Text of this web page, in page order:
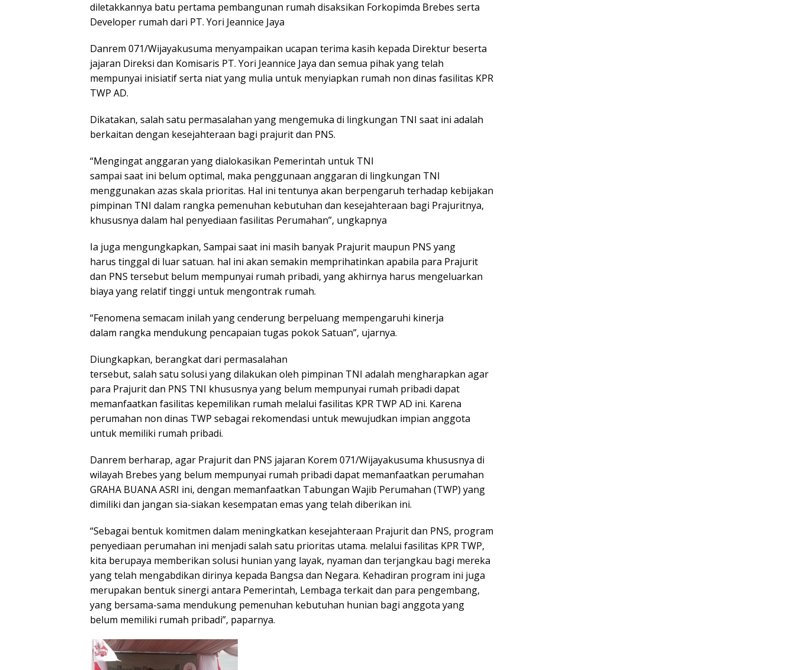
diletakkannya batu pertama pembangunan rumah disaksikan Forkopimda Brebes serta
Developer rumah dari PT. Yori Jeannice Jaya
Danrem 071/Wijayakusuma menyampaikan ucapan terima kasih kepada Direktur beserta
jajaran Direksi dan Komisaris PT. Yori Jeannice Jaya dan semua pihak yang telah
mempunyai inisiatif serta niat yang mulia untuk menyiapkan rumah non dinas fasilitas KPR
TWP AD.
Dikatakan, salah satu permasalahan yang mengemuka di lingkungan TNI saat ini adalah
berkaitan dengan kesejahteraan bagi prajurit dan PNS.
“Mengingat anggaran yang dialokasikan Pemerintah untuk TNI
sampai saat ini belum optimal, maka penggunaan anggaran di lingkungan TNI
menggunakan azas skala prioritas. Hal ini tentunya akan berpengaruh terhadap kebijakan
pimpinan TNI dalam rangka pemenuhan kebutuhan dan kesejahteraan bagi Prajuritnya,
khususnya dalam hal penyediaan fasilitas Perumahan”, ungkapnya
Ia juga mengungkapkan, Sampai saat ini masih banyak Prajurit maupun PNS yang
harus tinggal di luar satuan. hal ini akan semakin memprihatinkan apabila para Prajurit
dan PNS tersebut belum mempunyai rumah pribadi, yang akhirnya harus mengeluarkan
biaya yang relatif tinggi untuk mengontrak rumah.
“Fenomena semacam inilah yang cenderung berpeluang mempengaruhi kinerja
dalam rangka mendukung pencapaian tugas pokok Satuan”, ujarnya.
Diungkapkan, berangkat dari permasalahan
tersebut, salah satu solusi yang dilakukan oleh pimpinan TNI adalah mengharapkan agar
para Prajurit dan PNS TNI khususnya yang belum mempunyai rumah pribadi dapat
memanfaatkan fasilitas kepemilikan rumah melalui fasilitas KPR TWP AD ini. Karena
perumahan non dinas TWP sebagai rekomendasi untuk mewujudkan impian anggota
untuk memiliki rumah pribadi.
Danrem berharap, agar Prajurit dan PNS jajaran Korem 071/Wijayakusuma khususnya di
wilayah Brebes yang belum mempunyai rumah pribadi dapat memanfaatkan perumahan
GRAHA BUANA ASRI ini, dengan memanfaatkan Tabungan Wajib Perumahan (TWP) yang
dimiliki dan jangan sia-siakan kesempatan emas yang telah diberikan ini.
“Sebagai bentuk komitmen dalam meningkatkan kesejahteraan Prajurit dan PNS, program
penyediaan perumahan ini menjadi salah satu prioritas utama. melalui fasilitas KPR TWP,
kita berupaya memberikan solusi hunian yang layak, nyaman dan terjangkau bagi mereka
yang telah mengabdikan dirinya kepada Bangsa dan Negara. Kehadiran program ini juga
merupakan bentuk sinergi antara Pemerintah, Lembaga terkait dan para pengembang,
yang bersama-sama mendukung pemenuhan kebutuhan hunian bagi anggota yang
belum memiliki rumah pribadi”, paparnya.